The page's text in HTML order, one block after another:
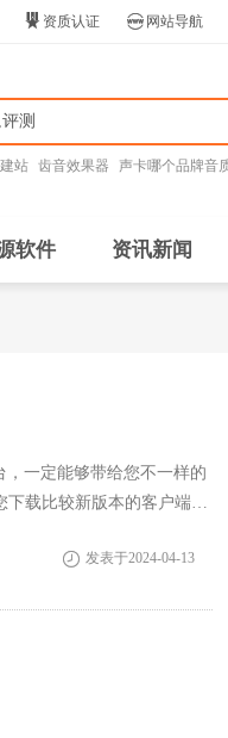
 资质认证  网站导航
站 齿音效果器 声卡哪个品牌音
软件 资讯新闻
，一定能够带给您不一样的
下载比较新版本的客户端。
 发表于2024-04-13